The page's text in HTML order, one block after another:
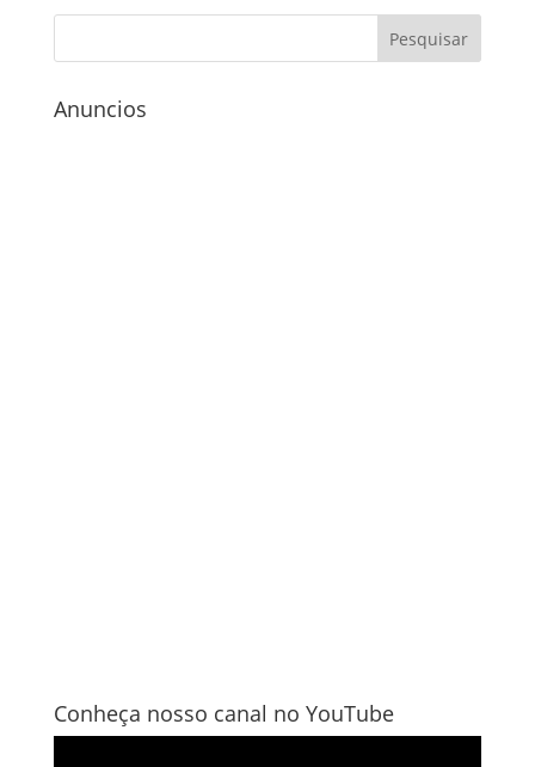
Anuncios
Conheça nosso canal no YouTube